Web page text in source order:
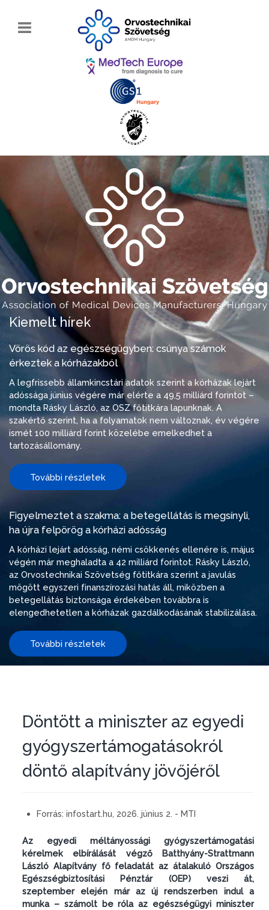
Kiemelt hírek
Vörös kód az egészségügyben: csúnya számok
érkeztek a kórházakból
A legfrissebb államkincstári adatok szerint a kórházak lejárt
adóssága június végére már elérte a 49,5 milliárd forintot –
mondta Rásky László, az OSZ főtitkára lapunknak. A
szakértő szerint, ha a folyamatok nem változnak, év végére
ismét 100 milliárd forint közelébe emelkedhet a
tartozásállomány.
További részletek
Figyelmeztet a szakma: a betegellátás is megsínyli,
ha újra felpörög a kórházi adósság
A kórházi lejárt adósság, némi csökkenés ellenére is, május
végén már meghaladta a 42 milliárd forintot. Rásky László,
az Orvostechnikai Szövetség főtitkára szerint a javulás
mögött egyszeri finanszírozási hatás áll, miközben a
betegellátás biztonsága érdekében továbbra is
elengedhetetlen a kórházak gazdálkodásának stabilizálása.
További részletek
Döntött a miniszter az egyedi
gyógyszertámogatásokról
döntő alapítvány jövőjéről
Forrás: infostart.hu, 2026. június 2. - MTI
Az egyedi méltányossági gyógyszertámogatási
kérelmek elbírálását végző Batthyány-Strattmann
László Alapítvány fő feladatát az átalakuló Országos
Egészségbiztosítási Pénztár (OEP) veszi át,
szeptember elején már az új rendszerben indul a
munka – számolt be róla az egészségügyi miniszter